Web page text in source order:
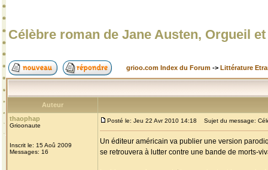
Célèbre roman de Jane Austen, Orgueil
grioo.com Index du Forum -> Littérature
Auteur
thaophap
Grioonaute
Inscrit le: 15 Aoû 2009
Messages: 16
Posté le: Jeu 22 Avr 2010 14:18 Sujet du message:
Un éditeur américain va publier une version
se retrouvera à lutter contre une bande de morts-